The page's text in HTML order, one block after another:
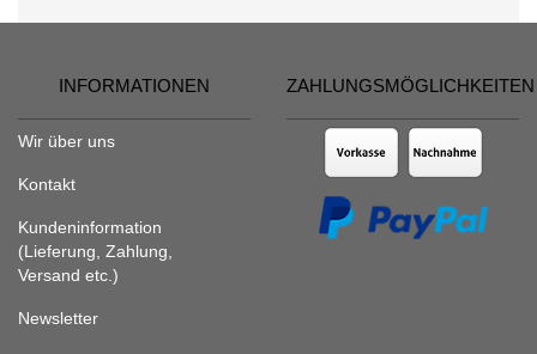
INFORMATIONEN
Wir über uns
Kontakt
Kundeninformation
(Lieferung, Zahlung,
Versand etc.)
Newsletter
ZAHLUNGSMÖGLICHKEITEN